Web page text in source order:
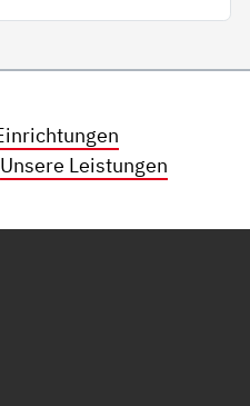
Unsere Leistungen